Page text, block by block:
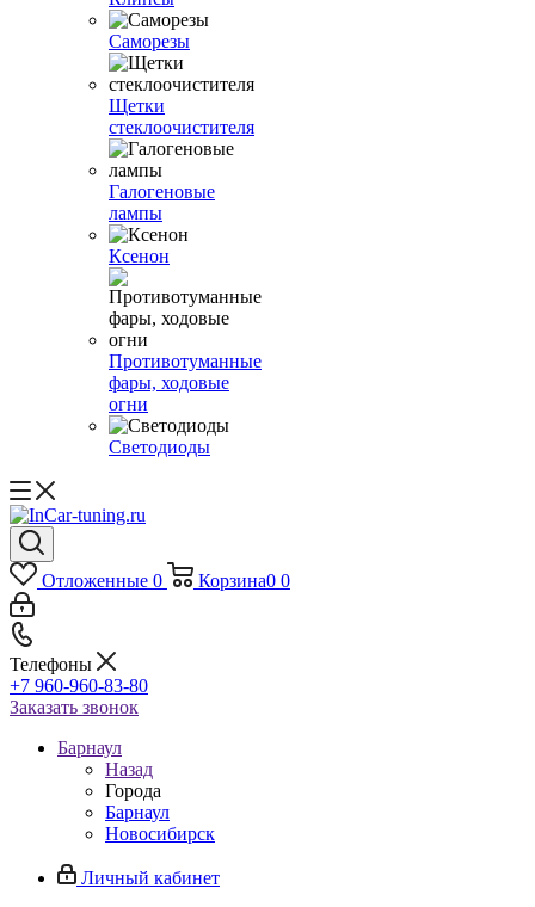
Саморезы
Щетки
стеклоочистителя
Галогеновые
лампы
Ксенон
Противотуманные
фары, ходовые
огни
Светодиоды
Отложенные 0 Корзина0 0
Телефоны
+7 960-960-83-80
Заказать звонок
Барнаул
Назад
Города
Барнаул
Новосибирск
Личный кабинет